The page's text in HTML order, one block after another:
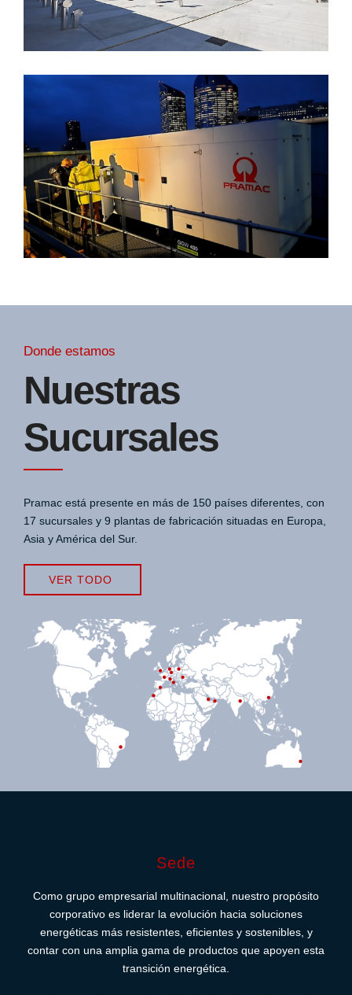
Donde estamos
Nuestras
Sucursales
Pramac está presente en más de 150 países diferentes, con
17 sucursales y 9 plantas de fabricación situadas en Europa,
Asia y América del Sur.
VER TODO
Sede
Como grupo empresarial multinacional, nuestro propósito
corporativo es liderar la evolución hacia soluciones
energéticas más resistentes, eficientes y sostenibles, y
contar con una amplia gama de productos que apoyen esta
transición energética.